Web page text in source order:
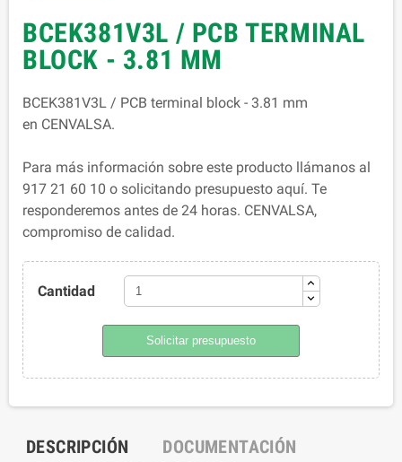
BCEK381V3L / PCB TERMINAL
BLOCK - 3.81 MM
BCEK381V3L / PCB terminal block - 3.81 mm
en CENVALSA.
Para más información sobre este producto llámanos al
917 21 60 10 o solicitando presupuesto aquí. Te
responderemos antes de 24 horas. CENVALSA,
compromiso de calidad.
Cantidad
Solicitar presupuesto
DESCRIPCIÓN
DOCUMENTACIÓN